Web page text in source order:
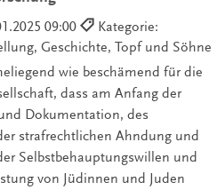
09:00
Kategorie:
Geschichte, Topf und Söhne
wie beschämend für die
dass am Anfang der
Dokumentation, des
strafrechtlichen Ahndung und
Selbstbehauptungswillen und
von Jüdinnen und Juden